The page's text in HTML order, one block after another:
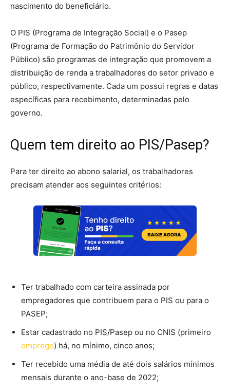
nascimento do beneficiário.
O PIS (Programa de Integração Social) e o Pasep
(Programa de Formação do Patrimônio do Servidor
Público) são programas de integração que promovem a
distribuição de renda a trabalhadores do setor privado e
público, respectivamente. Cada um possui regras e datas
específicas para recebimento, determinadas pelo
governo.
Quem tem direito ao PIS/Pasep?
Para ter direito ao abono salarial, os trabalhadores
precisam atender aos seguintes critérios:
Ter trabalhado com carteira assinada por
empregadores que contribuem para o PIS ou para o
PASEP;
Estar cadastrado no PIS/Pasep ou no CNIS (primeiro
emprego) há, no mínimo, cinco anos;
Ter recebido uma média de até dois salários mínimos
mensais durante o ano-base de 2022;